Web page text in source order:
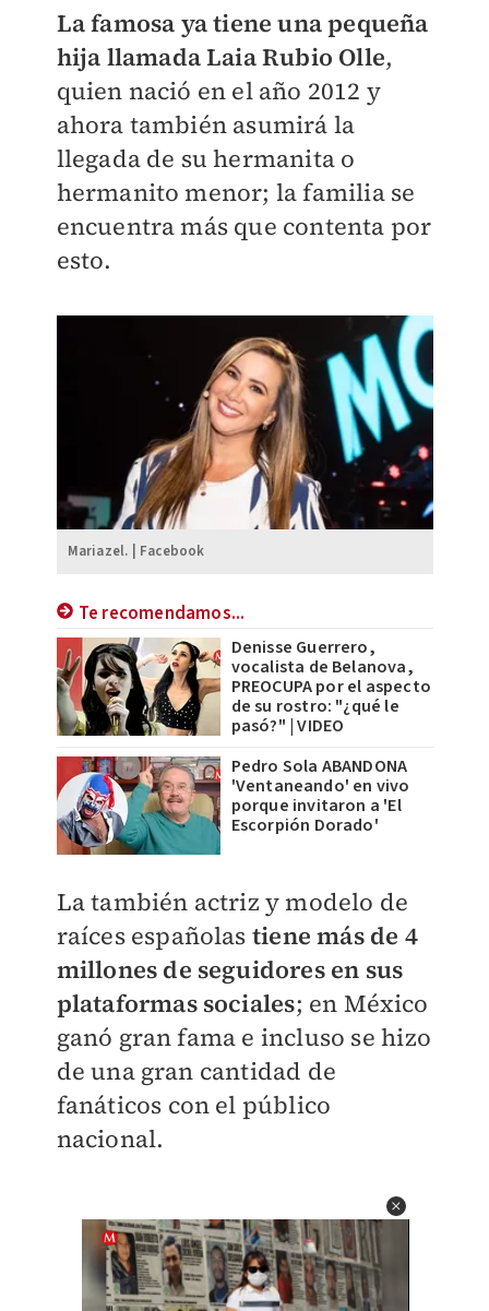
La famosa ya tiene una pequeña
hija llamada Laia Rubio Olle,
quien nació en el año 2012 y
ahora también asumirá la
llegada de su hermanita o
hermanito menor; la familia se
encuentra más que contenta por
esto.
Mariazel. | Facebook
Te recomendamos...
Denisse Guerrero,
vocalista de Belanova,
PREOCUPA por el aspecto
de su rostro: "¿qué le
pasó?" | VIDEO
Pedro Sola ABANDONA
'Ventaneando' en vivo
porque invitaron a 'El
Escorpión Dorado'
La también actriz y modelo de
raíces españolas tiene más de 4
millones de seguidores en sus
plataformas sociales; en México
ganó gran fama e incluso se hizo
de una gran cantidad de
fanáticos con el público
nacional.